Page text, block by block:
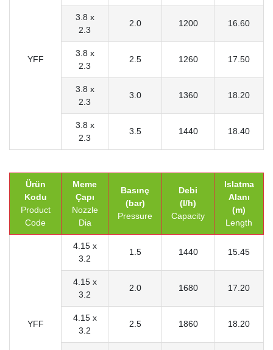
YFF
3.8 x
2.3
2.0 1200 16.60
3.8 x
2.3
2.5 1260 17.50
3.8 x
2.3
3.0 1360 18.20
3.8 x
2.3
3.5 1440 18.40
Ürün
Kodu
Product
Code
Meme
Çapı
Nozzle
Dia
Basınç
(bar)
Pressure
Debi
(l/h)
Capacity
Islatma
Alanı
(m)
Length
YFF
4.15 x
3.2
1.5 1440 15.45
4.15 x
3.2
2.0 1680 17.20
4.15 x
3.2
2.5 1860 18.20